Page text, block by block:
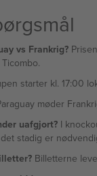
vs Frankrig?
starter kl. 17:00
møder
uafgjort?I
stadig er
Billetterne